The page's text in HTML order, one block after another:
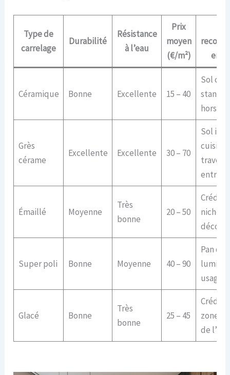
Type de
carrelage
Durabilité
Résistance
à l’eau
Prix
moyen
(€/m²)
en
Céramique Bonne Excellente 15 – 40
Sol
hors
Grès
cérame
Excellente Excellente 30 – 70
Sol
cuisine
Émaillé Moyenne
Très
bonne
20 – 50
niches,
Super poli Bonne Moyenne 40 – 90
Pan de
usage
Glacé Bonne
Très
bonne
25 – 45
zones
de